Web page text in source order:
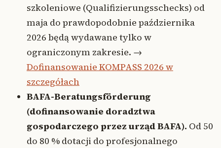
szkoleniowe (Qualifizierungsschecks) od
maja do prawdopodobnie października
2026 będą wydawane tylko w
ograniczonym zakresie. →
Dofinansowanie KOMPASS 2026 w
szczegółach
BAFA-Beratungsförderung
(dofinansowanie doradztwa
gospodarczego przez urząd BAFA). Od 50
do 80 % dotacji do profesjonalnego